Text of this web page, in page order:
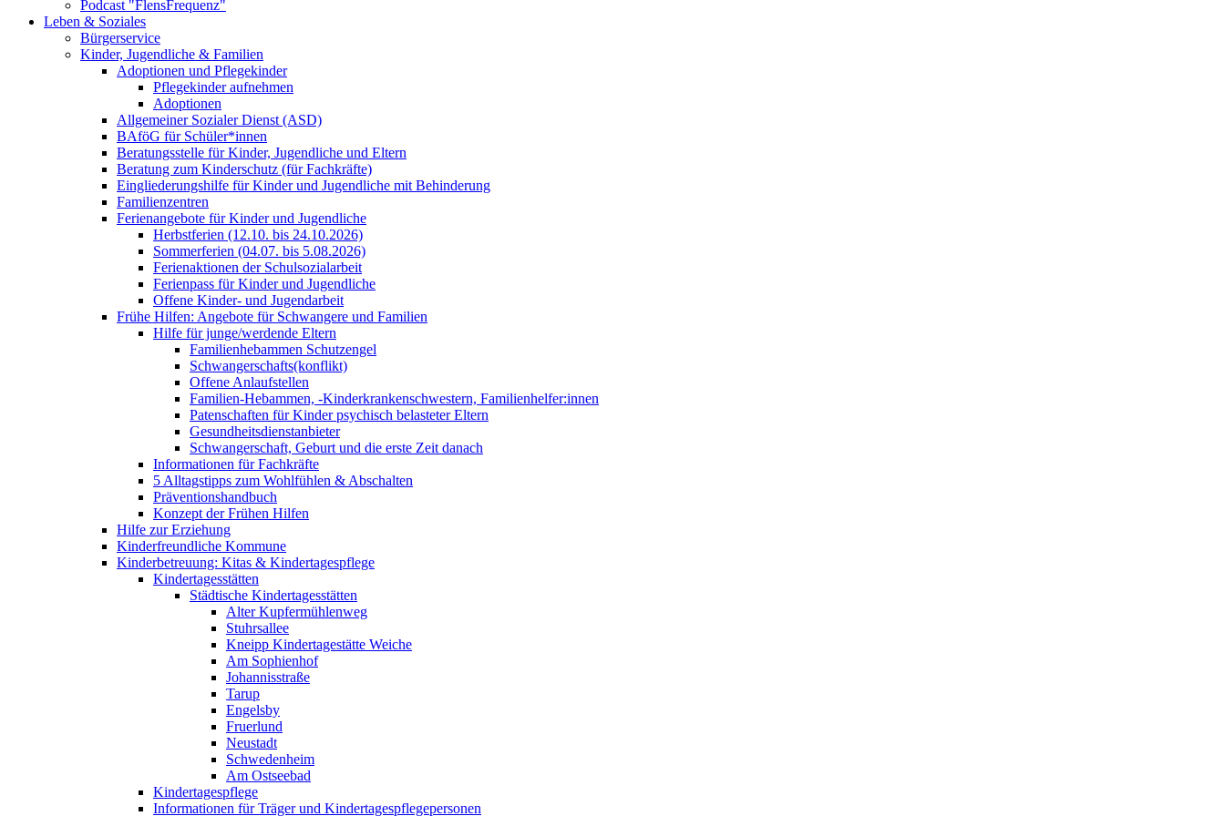
Podcast "FlensFrequenz"
Leben & Soziales
Bürgerservice
Kinder, Jugendliche & Familien
Adoptionen und Pflegekinder
Pflegekinder aufnehmen
Adoptionen
Allgemeiner Sozialer Dienst (ASD)
BAföG für Schüler*innen
Beratungsstelle für Kinder, Jugendliche und Eltern
Beratung zum Kinderschutz (für Fachkräfte)
Eingliederungshilfe für Kinder und Jugendliche mit Behinderung
Familienzentren
Ferienangebote für Kinder und Jugendliche
Herbstferien (12.10. bis 24.10.2026)
Sommerferien (04.07. bis 5.08.2026)
Ferienaktionen der Schulsozialarbeit
Ferienpass für Kinder und Jugendliche
Offene Kinder- und Jugendarbeit
Frühe Hilfen: Angebote für Schwangere und Familien
Hilfe für junge/werdende Eltern
Familienhebammen Schutzengel
Schwangerschafts(konflikt)
Offene Anlaufstellen
Familien-Hebammen, -Kinderkrankenschwestern, Familienhelfer:innen
Patenschaften für Kinder psychisch belasteter Eltern
Gesundheitsdienstanbieter
Schwangerschaft, Geburt und die erste Zeit danach
Informationen für Fachkräfte
5 Alltagstipps zum Wohlfühlen & Abschalten
Präventionshandbuch
Konzept der Frühen Hilfen
Hilfe zur Erziehung
Kinderfreundliche Kommune
Kinderbetreuung: Kitas & Kindertagespflege
Kindertagesstätten
Städtische Kindertagesstätten
Alter Kupfermühlenweg
Stuhrsallee
Kneipp Kindertagestätte Weiche
Am Sophienhof
Johannisstraße
Tarup
Engelsby
Fruerlund
Neustadt
Schwedenheim
Am Ostseebad
Kindertagespflege
Informationen für Träger und Kindertagespflegepersonen